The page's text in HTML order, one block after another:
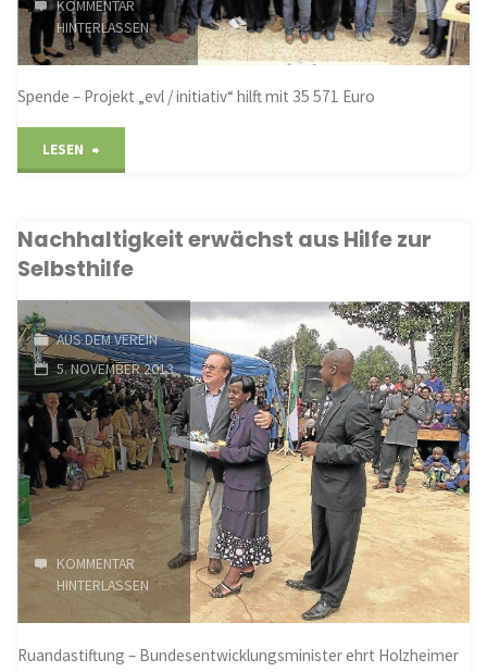
KOMMENTAR
HINTERLASSEN
Spende – Projekt „evl / initiativ“ hilft mit 35 571 Euro
LESEN
brauchen
Nachhaltigkeit erwächst aus Hilfe zur
Selbsthilfe
AUS DEM VEREIN
5. NOVEMBER 2013
KOMMENTAR
HINTERLASSEN
Ruandastiftung – Bundesentwicklungsminister ehrt Holzheimer